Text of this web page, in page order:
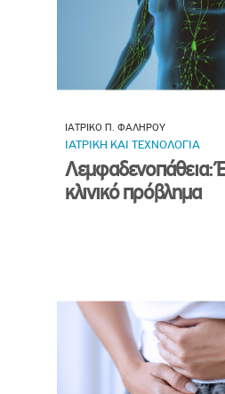
ΙΑΤΡΙΚΟ Π. ΦΑΛΗΡΟΥ
ΙΑΤΡΙΚΗ ΚΑΙ ΤΕΧΝΟΛΟΓΙΑ
Λεμφαδενοπάθεια:
κλινικό πρόβλημα